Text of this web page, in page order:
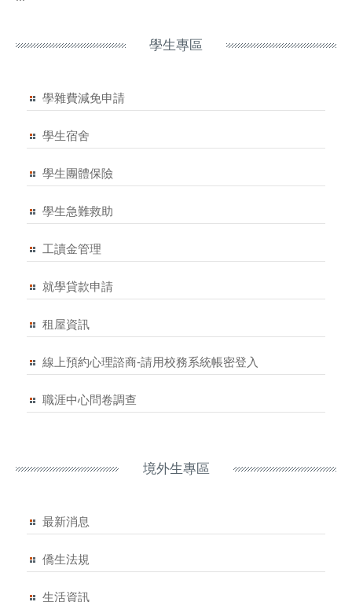
學生專區
學雜費減免申請
學生宿舍
學生團體保險
學生急難救助
工讀金管理
就學貸款申請
租屋資訊
線上預約心理諮商-請用校務系統帳密登入
職涯中心問卷調查
境外生專區
最新消息
僑生法規
生活資訊